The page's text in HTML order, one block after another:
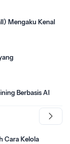
Mengaku Kenal
Berbasis AI
Cara Kelola